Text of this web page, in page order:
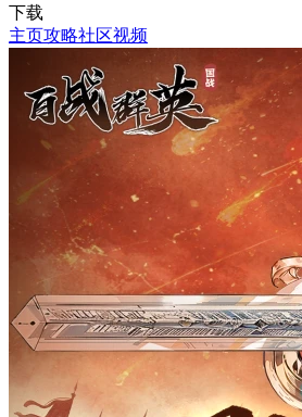
下载
主页攻略社区视频